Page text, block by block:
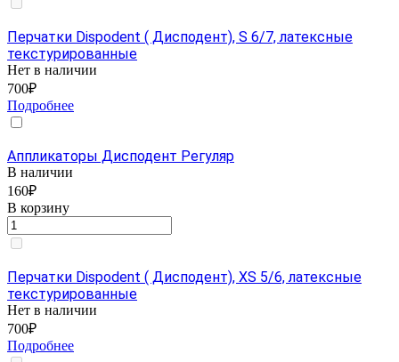
Перчатки Dispodent ( Дисподент), S 6/7, латексные
текстурированные
Нет в наличии
700₽
Подробнее
Аппликаторы Дисподент Регуляр
В наличии
160₽
В корзину
Перчатки Dispodent ( Дисподент), XS 5/6, латексные
текстурированные
Нет в наличии
700₽
Подробнее